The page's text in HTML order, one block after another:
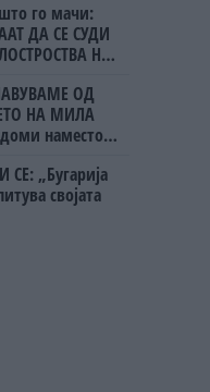
го мачи:
ДА СЕ СУДИ
НА
ОД
НА МИЛА
наместо
„Бугарија
својата